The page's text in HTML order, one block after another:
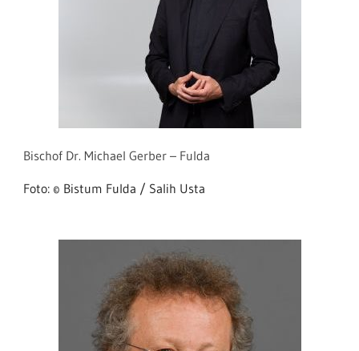
Bischof Dr. Michael Gerber – Fulda
Foto: © Bistum Fulda / Salih Usta